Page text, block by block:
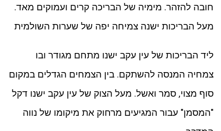
חובה להזהר. מימיה של הבריכה קרים ועמוקים מאד.
מעל הבריכות ישנה צמיחה יפה של שערות השולמית
ליד הבריכות של עין עקב ישנו מתחם מגודר ובו
צמחיה המנסה להשתקם. בין הצמחים הגדלים במקום
סוף מצוי, סמר ואשל. מעל הצוק של עין עקב ישנו דקל
"המסמן" עבור המגיעים מרחוק את מיקומו של נווה